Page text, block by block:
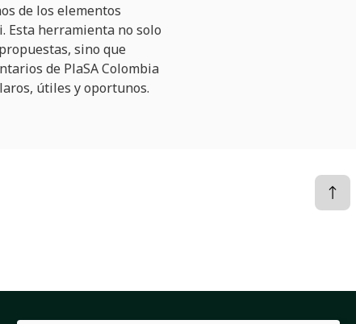
de los elementos
Esta herramienta no solo
sino que
de PlaSA Colombia
útiles y oportunos.